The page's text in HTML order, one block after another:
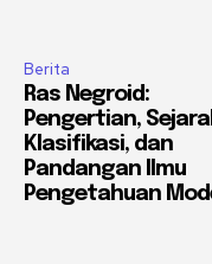
Berita
Ras Negroid:
Pengertian,
Klasifikasi, dan
Pandangan Ilmu
Pengetahuan